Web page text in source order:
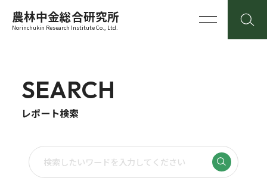
農林中金総合研究所
Norinchukin Research Institute Co., Ltd.
SEARCH
レポート検索